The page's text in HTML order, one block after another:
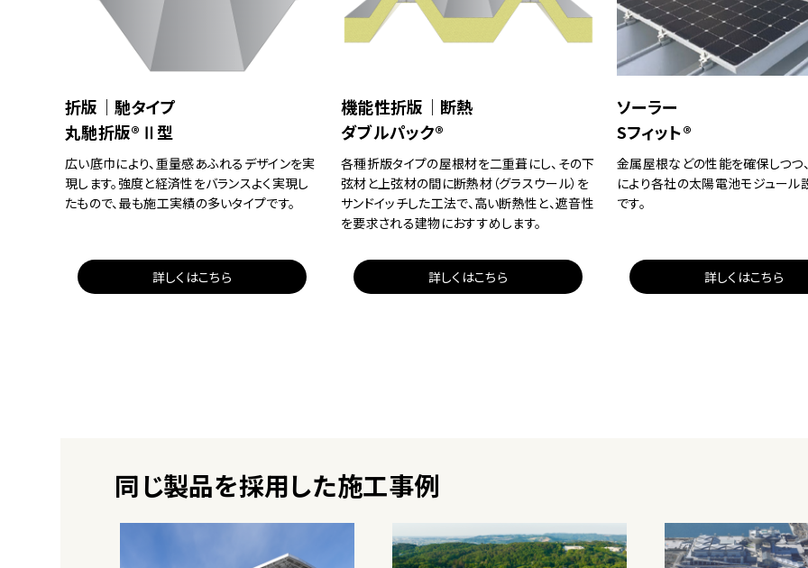
折版｜馳タイプ
丸馳折版®Ⅱ型
広い底巾により、重量感あふれるデザインを実
現します。強度と経済性をバランスよく実現し
たもので、最も施工実績の多いタイプです。
詳しくはこちら
機能性折版｜断熱
ダブルパック®
各種折版タイプの屋根材を二重葺にし、その下
弦材と上弦材の間に断熱材（グラスウール）を
サンドイッチした工法で、高い断熱性と、遮音性
を要求される建物におすすめします。
詳しくはこちら
ソーラー
Sフィット®
金属屋根などの性能を確保しつつ
により各社の太陽電池モジュール
です。
詳しくはこちら
同じ製品を採用した施工事例